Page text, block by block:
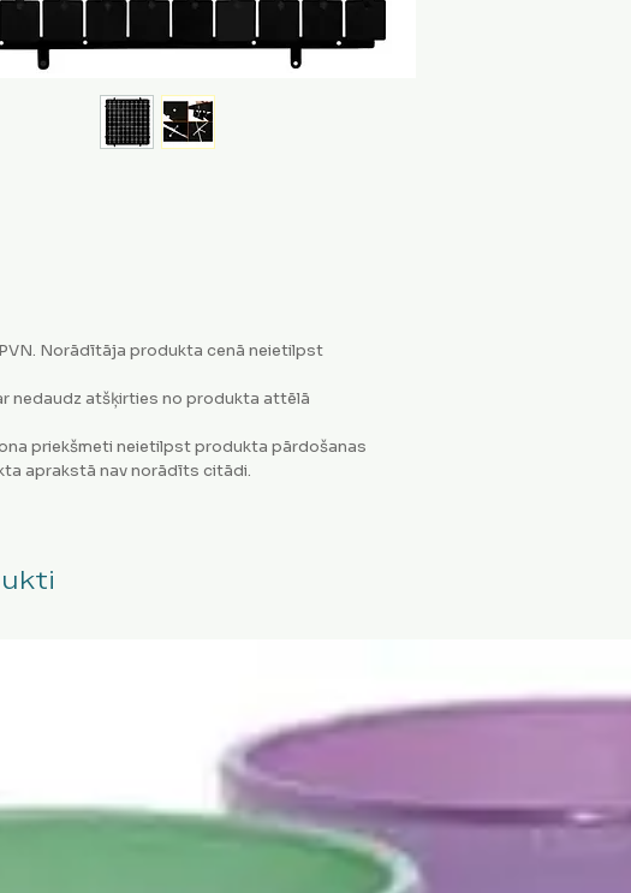
Norādītāja produkta cenā neietilpst
nedaudz atšķirties no produkta attēlā
priekšmeti neietilpst produkta pārdošanas
aprakstā nav norādīts citādi.